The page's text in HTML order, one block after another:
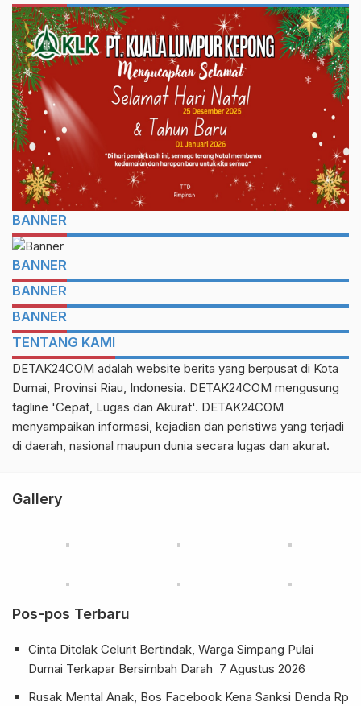
BANNER
BANNER
BANNER
BANNER
TENTANG KAMI
DETAK24COM adalah website berita yang berpusat di Kota
Dumai, Provinsi Riau, Indonesia. DETAK24COM mengusung
tagline 'Cepat, Lugas dan Akurat'. DETAK24COM
menyampaikan informasi, kejadian dan peristiwa yang terjadi
di daerah, nasional maupun dunia secara lugas dan akurat.
Gallery
Pos-pos Terbaru
Cinta Ditolak Celurit Bertindak, Warga Simpang Pulai
Dumai Terkapar Bersimbah Darah 7 Agustus 2026
Rusak Mental Anak, Bos Facebook Kena Sanksi Denda Rp